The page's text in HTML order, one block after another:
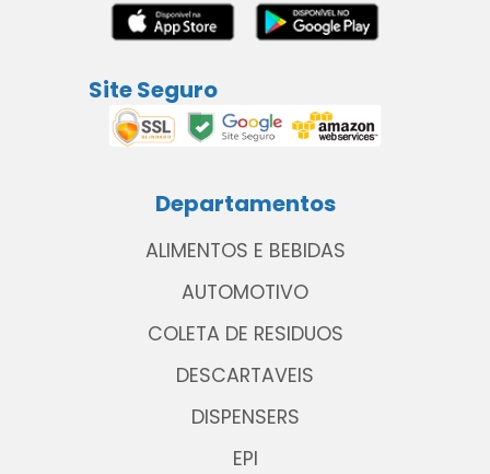
Site Seguro
Departamentos
ALIMENTOS E BEBIDAS
AUTOMOTIVO
COLETA DE RESIDUOS
DESCARTAVEIS
DISPENSERS
EPI